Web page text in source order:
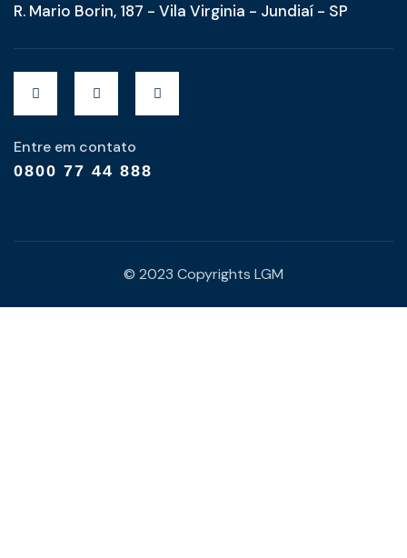
R. Mario Borin, 187 - Vila Virginia - Jundiaí - SP
Entre em contato
0800 77 44 888
© 2023 Copyrights LGM